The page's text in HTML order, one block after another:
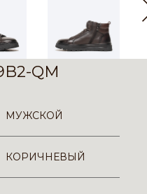
QM
МУЖСКОЙ
КОРИЧНЕВЫЙ